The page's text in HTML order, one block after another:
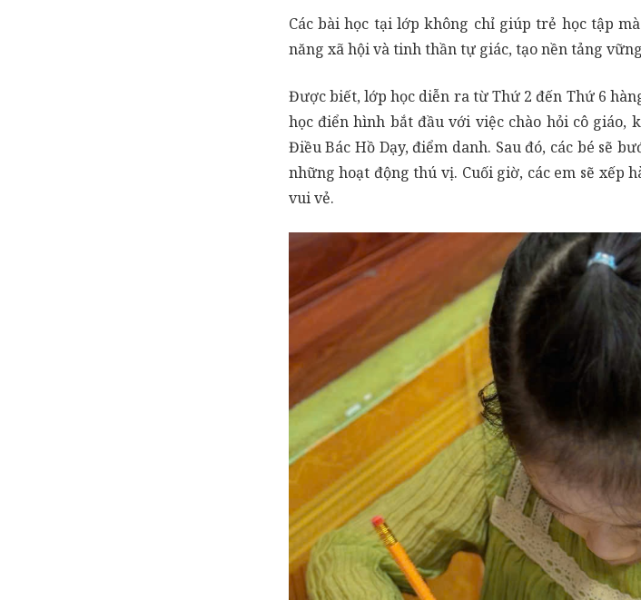
Các bài học tại lớp không chỉ giúp trẻ học tập
năng xã hội và tinh thần tự giác, tạo nền tảng
Được biết, lớp học diễn ra từ Thứ 2 đến Thứ 6
học điển hình bắt đầu với việc chào hỏi cô giáo,
Điều Bác Hồ Dạy, điểm danh. Sau đó, các bé sẽ
những hoạt động thú vị. Cuối giờ, các em sẽ xếp
vui vẻ.